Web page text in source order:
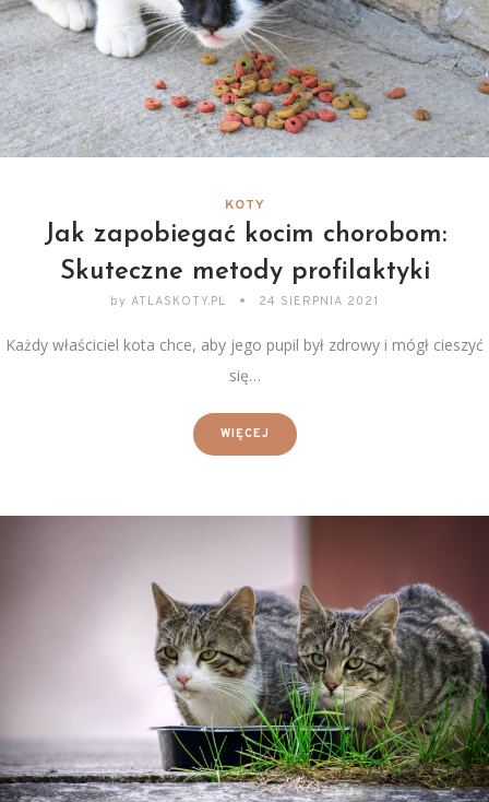
KOTY
Jak zapobiegać kocim chorobom:
Skuteczne metody profilaktyki
by ATLASKOTY.PL 24 SIERPNIA 2021
Każdy właściciel kota chce, aby jego pupil był zdrowy i mógł cieszyć
się…
WIĘCEJ